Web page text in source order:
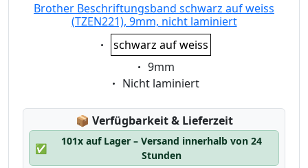
Brother Beschriftungsband schwarz auf weiss
(TZEN221), 9mm, nicht laminiert
Eigenschaft:
schwarz auf weiss
Eigenschaft:
9mm
Eigenschaft:
Nicht laminiert
📦 Lagerstatus:
Verfügbarkeit & Lieferzeit
✅
101x auf Lager – Versand innerhalb von 24
Stunden